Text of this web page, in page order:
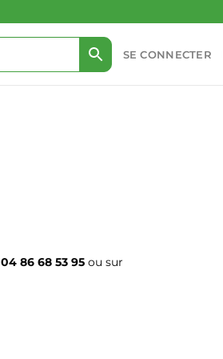
SE CONNECTER
04 86 68 53 95 ou sur